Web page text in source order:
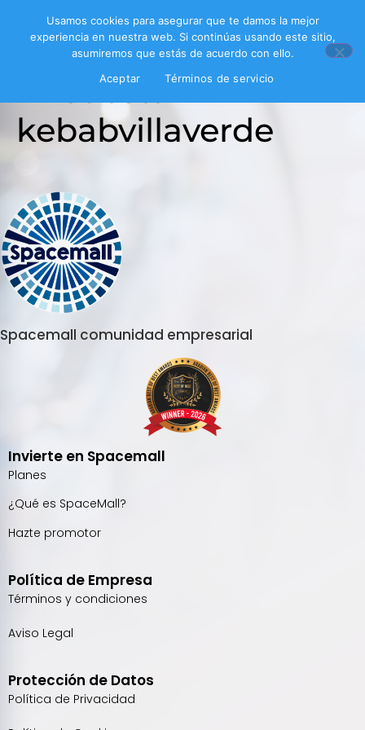
Encuesta
kebabvillaverde
Spacemall comunidad empresarial
Invierte en Spacemall
Planes
¿Qué es SpaceMall?
Hazte promotor
Política de Empresa
Términos y condiciones
Aviso Legal
Protección de Datos
Política de Privacidad
Usamos cookies para asegurar que te damos la mejor
experiencia en nuestra web. Si continúas usando este sitio,
asumiremos que estás de acuerdo con ello.
Aceptar
Términos de servicio